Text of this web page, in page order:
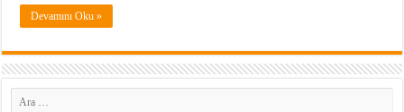
Devamını Oku »